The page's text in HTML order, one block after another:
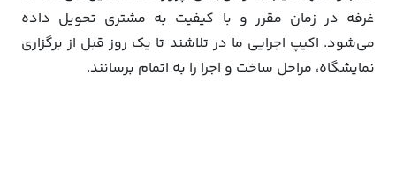
غرفه در زمان مقرر و با کیفیت به مشتری تحویل داده
می‌شود. اکیپ اجرایی ما در تلاشند تا یک روز قبل از برگزاری
نمایشگاه، مراحل ساخت و اجرا را به اتمام برسانند.